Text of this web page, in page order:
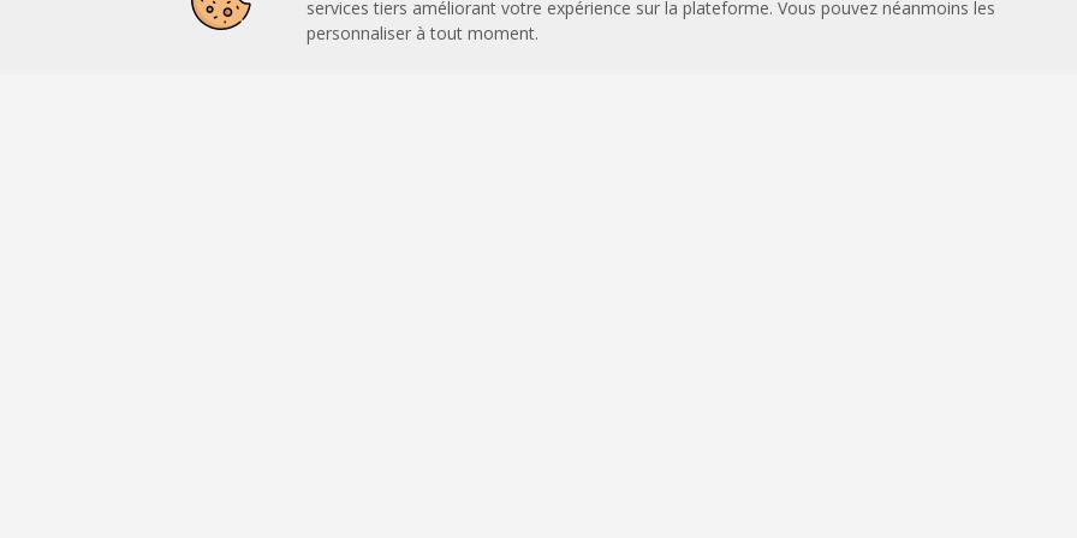
services tiers améliorant votre expérience sur la plateforme. Vous pouvez néanmoins les
personnaliser à tout moment.